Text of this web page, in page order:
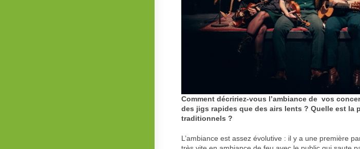
Comment décririez-vous l’ambiance de vos
des jigs rapides que des airs lents ? Quelle est la
traditionnels ?
L’ambiance est assez évolutive : il y a une première